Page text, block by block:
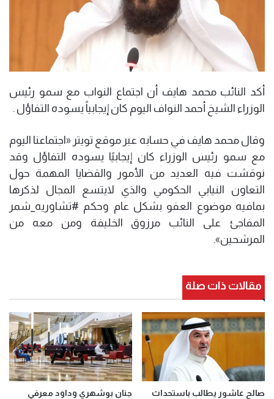
أكد النائب محمد هايف أن اجتماع النواب مع سمو رئيس
الوزراء الشيخ أحمد النواف اليوم كان إيجابياً يسوده التفاؤل .
وقال محمد هايف في حسابه عبر موقع تويتر «اجتماعنا اليوم
مع سمو رئيس الوزراء كان إيجابيًا يسوده التفاؤل وقد
نوقشت فيه العديد من الأمور والقضايا المهمة حول
التعاون النيابي الحكومي والذي لايتسع المجال لذكرها
بمافيه موضوع العفو بشكل عام وحكم #تشاوريه_شمر
المفاجئ على النائب مرزوق الخليفة ومن معه من
المرشحين».
مقالات ذات صلة
صالح عاشور يطالب باستحداث
جنان بوشهري وداود معرفي